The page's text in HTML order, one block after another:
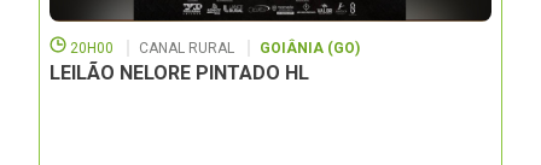
20H00 CANAL RURAL GOIÂNIA (GO)
LEILÃO NELORE PINTADO HL